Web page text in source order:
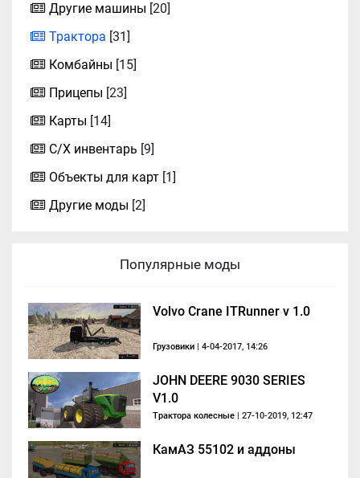
Другие машины [20]
Трактора [31]
Комбайны [15]
Прицепы [23]
Карты [14]
С/Х инвентарь [9]
Объекты для карт [1]
Другие моды [2]
Популярные моды
Volvo Crane ITRunner v 1.0
Грузовики | 4-04-2017, 14:26
JOHN DEERE 9030 SERIES
V1.0
Трактора колесные | 27-10-2019, 12:47
КамАЗ 55102 и аддоны